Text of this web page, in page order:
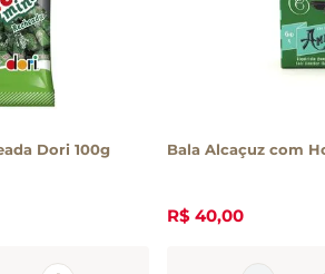
Dori 100g Bala Alcaçuz com
R$ 40,00